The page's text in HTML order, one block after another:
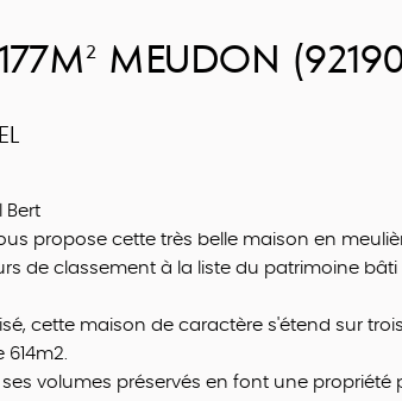
MEUDON
Bert
vous propose cette très belle maison en
de classement à la liste du patrimoine
cette maison de caractère s'étend sur
volumes préservés en font une propriété